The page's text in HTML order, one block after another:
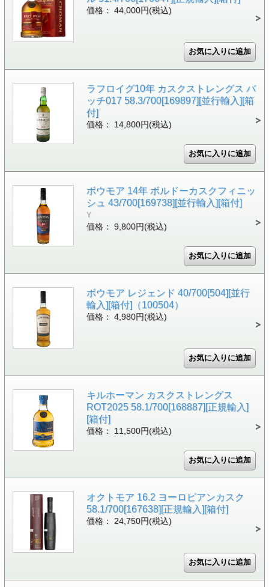
価格： 44,000円(税込)
ラフロイグ10年 カスクストレングス バ
ッチ017 58.3/700[169897][並行輸入][箱
付]
価格： 14,800円(税込)
ボウモア 14年 ボルドーカスクフィニッ
シュ 43/700[169738][並行輸入][箱付]
Y
価格： 9,800円(税込)
ボウモア レジェンド 40/700[504][並行
輸入][箱付]（100504）
価格： 4,980円(税込)
キルホーマン カスクストレングス
ROT2025 58.1/700[168887][正規輸入]
[箱付]
価格： 11,500円(税込)
オクトモア 16.2 ヨーロピアンカスク
58.1/700[167638][正規輸入][箱付]
価格： 24,750円(税込)